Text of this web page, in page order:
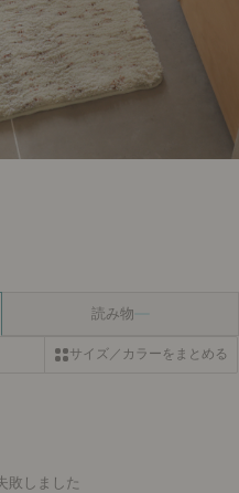
読み物
サイズ／カラーをまとめる
敗しました